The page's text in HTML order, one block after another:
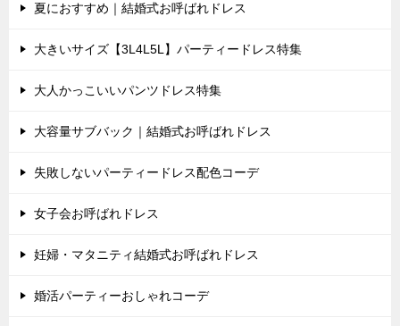
夏におすすめ｜結婚式お呼ばれドレス
大きいサイズ【3L4L5L】パーティードレス特集
大人かっこいいパンツドレス特集
大容量サブバック｜結婚式お呼ばれドレス
失敗しないパーティードレス配色コーデ
女子会お呼ばれドレス
妊婦・マタニティ結婚式お呼ばれドレス
婚活パーティーおしゃれコーデ